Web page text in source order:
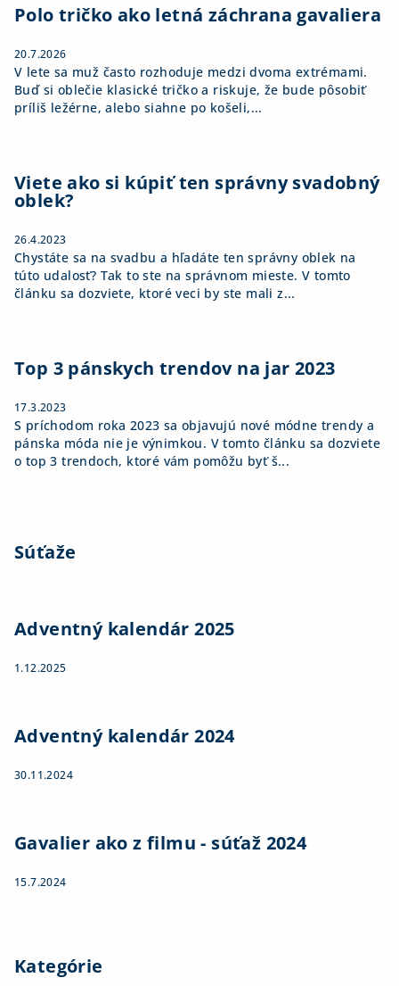
Polo tričko ako letná záchrana gavaliera
20.7.2026
V lete sa muž často rozhoduje medzi dvoma extrémami.
Buď si oblečie klasické tričko a riskuje, že bude pôsobiť
príliš ležérne, alebo siahne po košeli,...
Viete ako si kúpiť ten správny svadobný
oblek?
26.4.2023
Chystáte sa na svadbu a hľadáte ten správny oblek na
túto udalosť? Tak to ste na správnom mieste. V tomto
článku sa dozviete, ktoré veci by ste mali z...
Top 3 pánskych trendov na jar 2023
17.3.2023
S príchodom roka 2023 sa objavujú nové módne trendy a
pánska móda nie je výnimkou. V tomto článku sa dozviete
o top 3 trendoch, ktoré vám pomôžu byť š...
Súťaže
Adventný kalendár 2025
1.12.2025
Adventný kalendár 2024
30.11.2024
Gavalier ako z filmu - súťaž 2024
15.7.2024
Kategórie